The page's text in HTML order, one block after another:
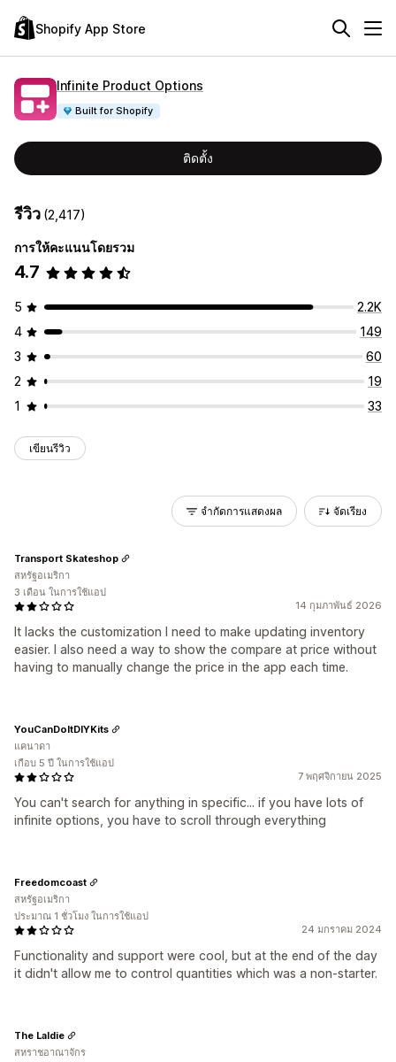
Shopify App Store
Infinite Product Options
Built for Shopify
ติดตั้ง
รีวิว (2,417)
การให้คะแนนโดยรวม
4.7
5
2.2K
4
149
3
60
2
19
1
33
เขียนรีวิว
จำกัดการแสดงผล จัดเรียง
14 กุมภาพันธ์ 2026
It lacks the customization I need to make updating inventory
easier. I also need a way to show the compare at price without
having to manually change the price in the app each time.
Transport Skateshop
สหรัฐอเมริกา
3 เดือน ในการใช้แอป
7 พฤศจิกายน 2025
You can't search for anything in specific... if you have lots of
infinite options, you have to scroll through everything
YouCanDoItDIYKits
แคนาดา
เกือบ 5 ปี ในการใช้แอป
24 มกราคม 2024
Functionality and support were cool, but at the end of the day
it didn't allow me to control quantities which was a non-starter.
Freedomcoast
สหรัฐอเมริกา
ประมาณ 1 ชั่วโมง ในการใช้แอป
The Laldie
สหราชอาณาจักร